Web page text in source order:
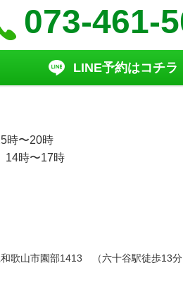
073-461-
LINE予約はコチラ
時〜20時
時〜17時
歌山市園部1413 （六十谷駅徒歩13